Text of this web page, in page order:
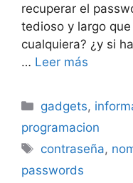
recuperar el
tedioso y largo
cualquiera? ¿y si
… Leer más
Categorías
gadgets,
programacion
Etiquetas
contraseña,
passwords